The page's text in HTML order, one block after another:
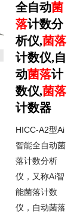
全自动菌
落计数分
析仪,菌落
计数仪,自
动菌落计
数仪,菌落
计数器
HICC-A2型Ai
智能全自动菌
落计数分析
仪，又称Ai智
能菌落计数
仪，自动菌落